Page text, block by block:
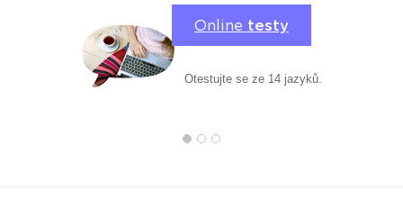
Online testy
Otestujte se ze 14 jazyků.